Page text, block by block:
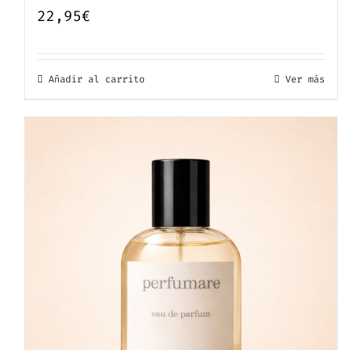
22,95€
Añadir al carrito Ver más